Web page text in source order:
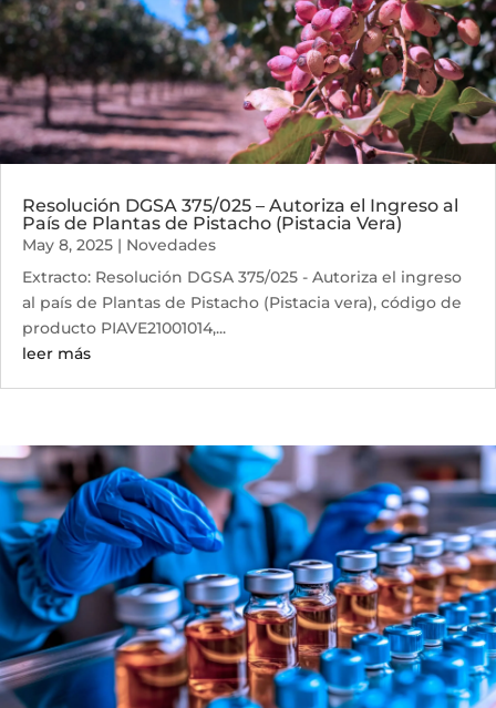
Resolución DGSA 375/025 – Autoriza el Ingreso al
País de Plantas de Pistacho (Pistacia Vera)
May 8, 2025 | Novedades
Extracto: Resolución DGSA 375/025 - Autoriza el ingreso
al país de Plantas de Pistacho (Pistacia vera), código de
producto PIAVE21001014,...
leer más